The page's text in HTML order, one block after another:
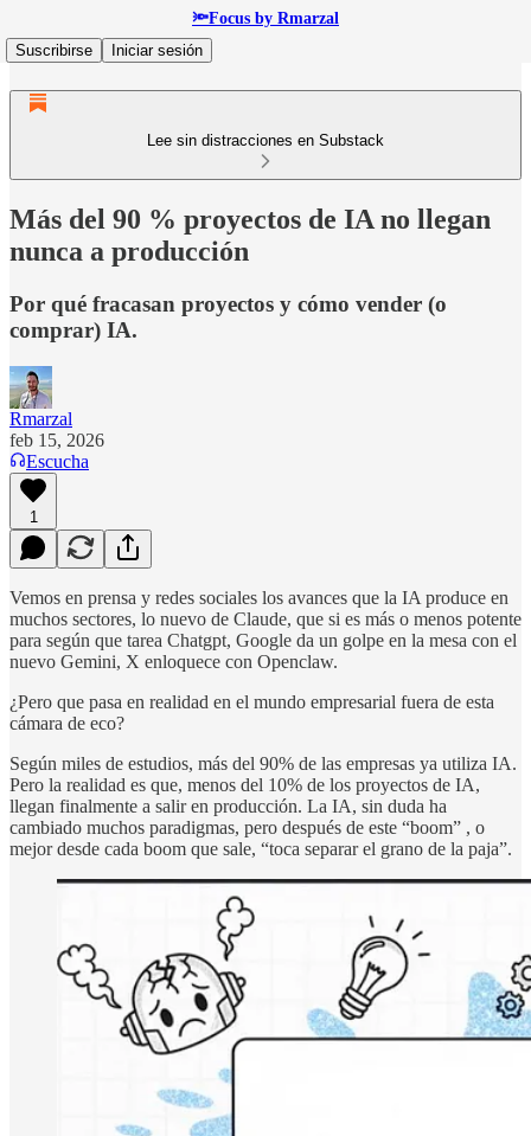
🔦Focus by Rmarzal
Suscribirse
Iniciar sesión
Lee sin distracciones en Substack
Más del 90 % proyectos de IA no llegan
nunca a producción
Por qué fracasan proyectos y cómo vender (o
comprar) IA.
Rmarzal
feb 15, 2026
Escucha
1
Vemos en prensa y redes sociales los avances que la IA produce en
muchos sectores, lo nuevo de Claude, que si es más o menos potente
para según que tarea Chatgpt, Google da un golpe en la mesa con el
nuevo Gemini, X enloquece con Openclaw.
¿Pero que pasa en realidad en el mundo empresarial fuera de esta
cámara de eco?
Según miles de estudios, más del 90% de las empresas ya utiliza IA.
Pero la realidad es que, menos del 10% de los proyectos de IA,
llegan finalmente a salir en producción. La IA, sin duda ha
cambiado muchos paradigmas, pero después de este “boom” , o
mejor desde cada boom que sale, “toca separar el grano de la paja”.